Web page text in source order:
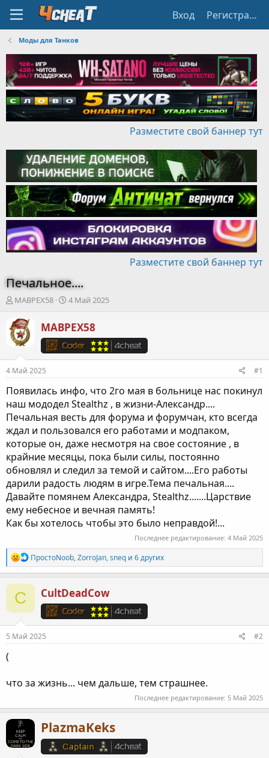
Вход Регистрация
Моды для Танков
Разместите свой баннер тут
Разместите свой баннер тут
Печальное....
А
т
о
р
м
MABPEX58
Д
т
а
н
а
а
4 Май 2025
MABPEX58
4 Май 2025 #1
Появилась инфо, что 2го мая в больнице нас покинул
наш мододел Stealthz , в жизни-Александр....
Печальная весть для форума и форумчан, кто всегда
ждал и пользовался его работами и модпаком,
которые он, даже несмотря на свое состояние , в
крайние месяцы, пока были силы, постоянно
обновлял и следил за темой и сайтом....Его работы
дарили радость людям в игре.Тема печальная....
Давайте помянем Александра, Stealthz.......Царствие
ему небесное и вечная память!
Как бы хотелось чтобы это было неправдой!...
Последнее редактирование: 4 Май 2025
Р
е
а
к
и
:
ПростоNoob,ZorroJan,sneq и 6 других
C CultDeadCow
5 Май 2025 #2
(
что за жизнь... чем дальше, тем страшнее.
Последнее редактирование: 5 Май 2025
PlazmaKeks